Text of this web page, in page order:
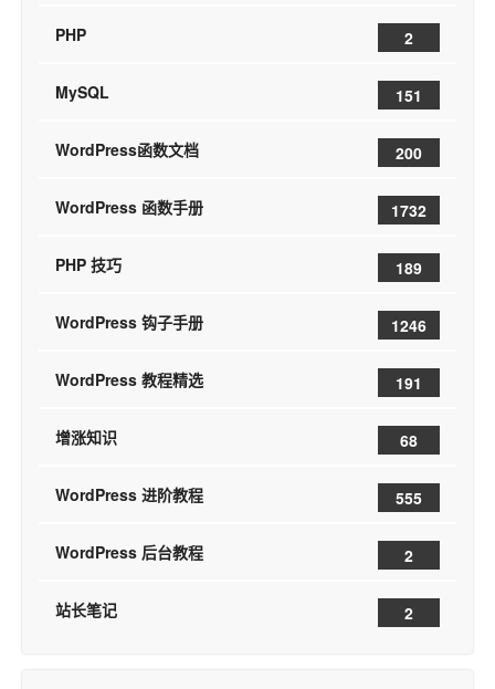
PHP 2
MySQL 151
WordPress函数文档 200
WordPress 函数手册 1732
PHP 技巧 189
WordPress 钩子手册 1246
WordPress 教程精选 191
增涨知识 68
WordPress 进阶教程 555
WordPress 后台教程 2
站长笔记 2